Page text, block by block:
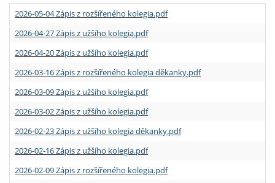
2026-05-04 Zápis z rozšířeného kolegia.pdf
2026-04-27 Zápis z užšího kolegia.pdf
2026-04-20 Zápis z užšího kolegia.pdf
2026-03-16 Zápis z rozšířeného kolegia děkanky.pdf
2026-03-09 Zápis z užšího kolegia.pdf
2026-03-02 Zápis z užšího kolegia.pdf
2026-02-23 Zápis z užšího kolegia děkanky.pdf
2026-02-16 Zápis z užšího kolegia.pdf
2026-02-09 Zápis z rozšířeného kolegia.pdf